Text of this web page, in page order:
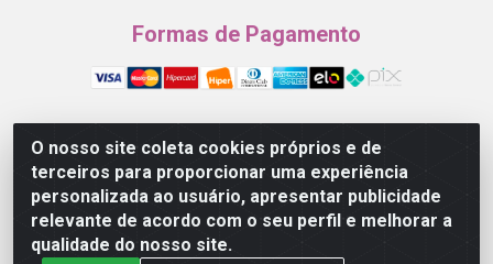
O nosso site coleta cookies próprios e de
terceiros para proporcionar uma experiência
personalizada ao usuário, apresentar publicidade
relevante de acordo com o seu perfil e melhorar a
qualidade do nosso site.
Formas de Pagamento
Garra Animal - Rua Quinze de Novembro, 1120 - Jardim
Continental - Campina Grande/PB - CEP 58.403-290 -
CNPJ 21.445.041/0001-61